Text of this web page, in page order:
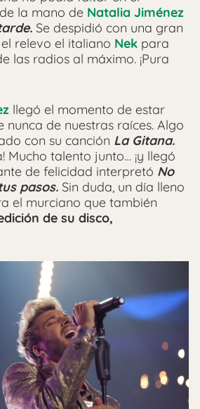
la mano de Natalia Jiménez
Se despidió con una gran
relevo el italiano Nek para
las radios al máximo. ¡Pura
llegó el momento de estar
nunca de nuestras raíces. Algo
con su canción La Gitana.
Mucho talento junto… ¡y llegó
de felicidad interpretó No
pasos. Sin duda, un día lleno
el murciano que también
de su disco,